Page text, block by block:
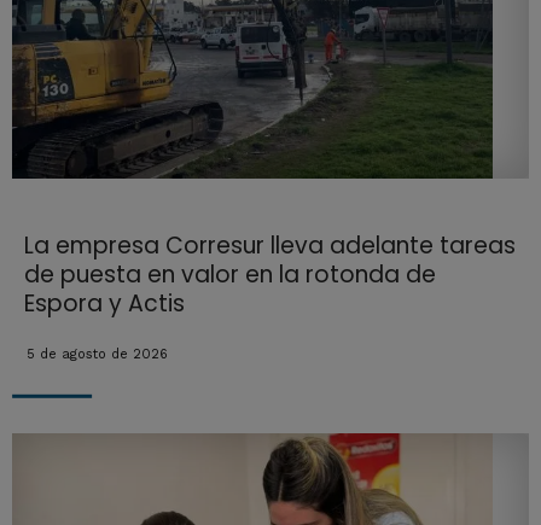
La empresa Corresur lleva adelante tareas
de puesta en valor en la rotonda de
Espora y Actis
5 de agosto de 2026